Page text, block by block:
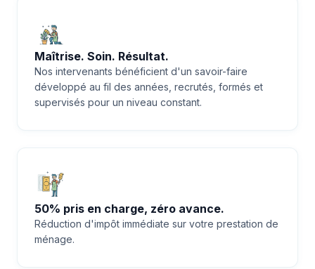
Maîtrise. Soin. Résultat.
Nos intervenants bénéficient d'un savoir-faire
développé au fil des années, recrutés, formés et
supervisés pour un niveau constant.
50% pris en charge, zéro avance.
Réduction d'impôt immédiate sur votre prestation de
ménage.